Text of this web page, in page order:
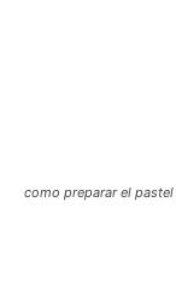
como preparar el